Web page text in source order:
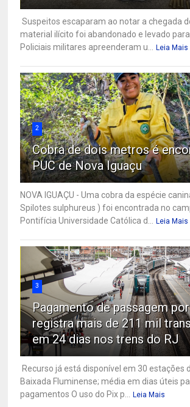
Suspeitos escaparam ao notar a chegada
material ilícito foi abandonado e levado para
Policiais militares apreenderam u...
Leia Mais
2
Cobra de dois metros é
PUC de Nova Iguaçu
NOVA IGUAÇU - Uma cobra da espécie
Spilotes sulphureus ) foi encontrada no
Pontifícia Universidade Católica d...
Leia Mais
3
Pagamento de passagem
registra mais de 211 mil
em 24 dias nos trens do RJ
Recurso já está disponível em 30 estações
Baixada Fluminense; média em dias úteis
pagamentos O uso do Pix p...
Leia Mais